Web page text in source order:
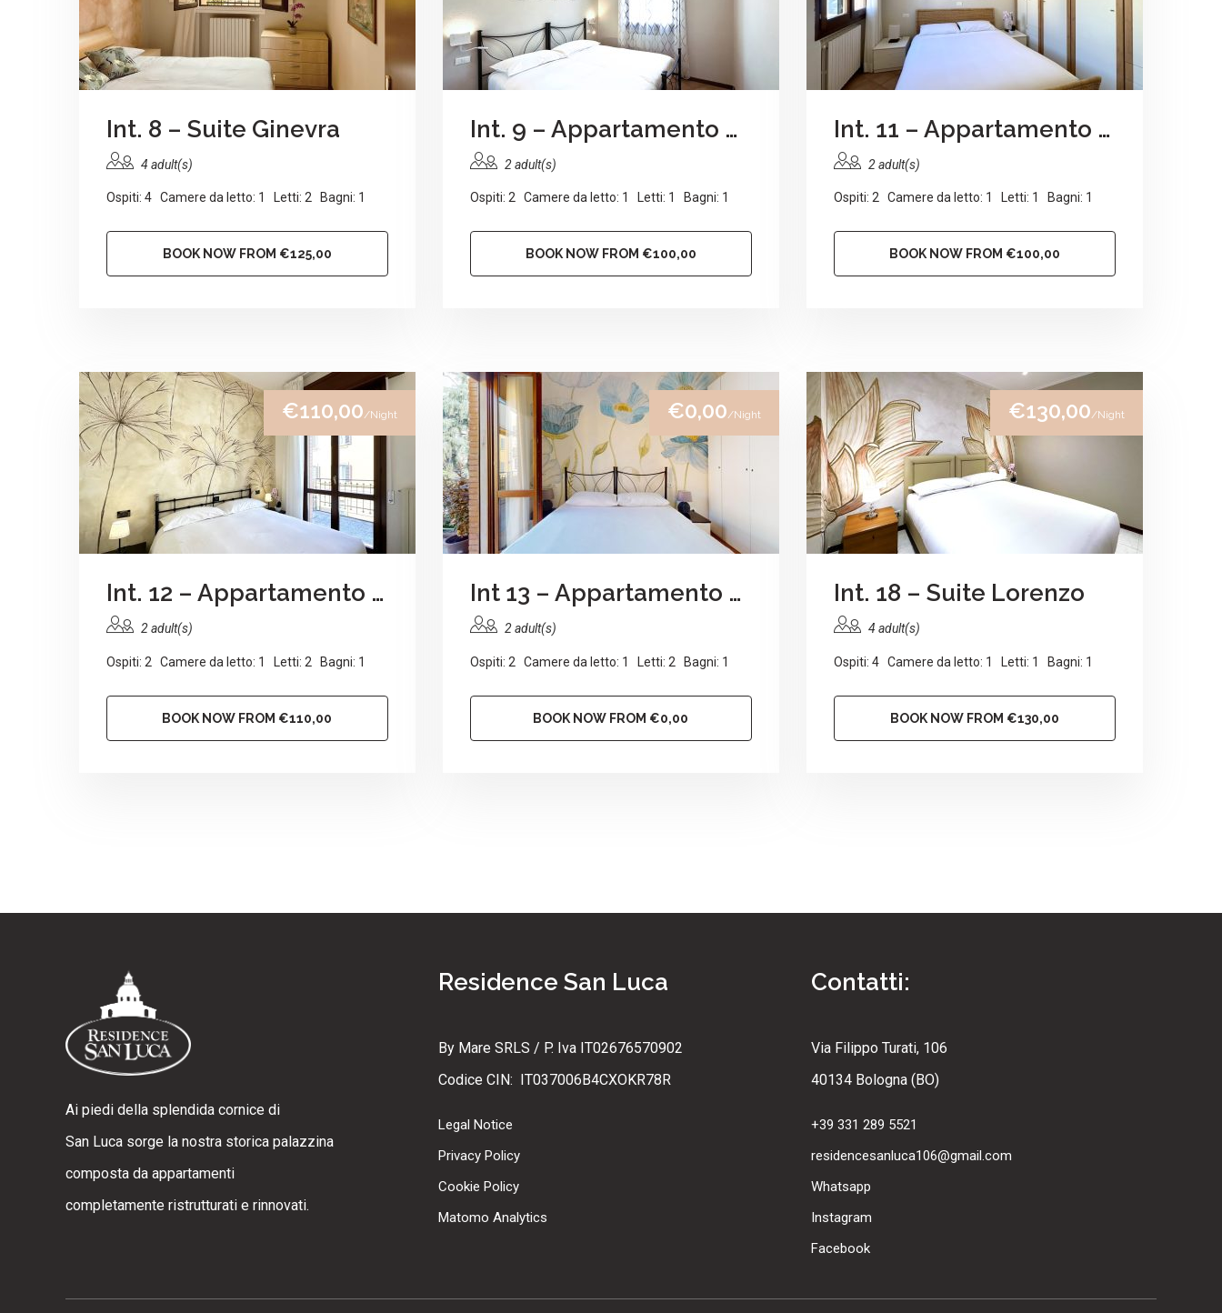
Int. 8 – Suite Ginevra
4 adult(s)
Ospiti: 4 Camere da letto: 1 Letti: 2 Bagni: 1
BOOK NOW FROM €125,00
Int. 9 – Appartamento Sasan
2 adult(s)
Ospiti: 2 Camere da letto: 1 Letti: 1 Bagni: 1
BOOK NOW FROM €100,00
Int. 11 – Appartamento Elisa
2 adult(s)
Ospiti: 2 Camere da letto: 1 Letti: 1 Bagni: 1
BOOK NOW FROM €100,00
€110,00/Night
Int. 12 – Appartamento dei Gerani
2 adult(s)
Ospiti: 2 Camere da letto: 1 Letti: 2 Bagni: 1
BOOK NOW FROM €110,00
€0,00/Night
Int 13 – Appartamento alla corte
2 adult(s)
Ospiti: 2 Camere da letto: 1 Letti: 2 Bagni: 1
BOOK NOW FROM €0,00
€130,00/Night
Int. 18 – Suite Lorenzo
4 adult(s)
Ospiti: 4 Camere da letto: 1 Letti: 1 Bagni: 1
BOOK NOW FROM €130,00
Ai piedi della splendida cornice di
San Luca sorge la nostra storica palazzina
composta da appartamenti
completamente ristrutturati e rinnovati.
Residence San Luca
By Mare SRLS / P. Iva IT02676570902
Codice CIN: IT037006B4CXOKR78R
Legal Notice
Privacy Policy
Cookie Policy
Matomo Analytics
Contatti:
Via Filippo Turati, 106
40134 Bologna (BO)
+39 331 289 5521
residencesanluca106@gmail.com
Whatsapp
Instagram
Facebook